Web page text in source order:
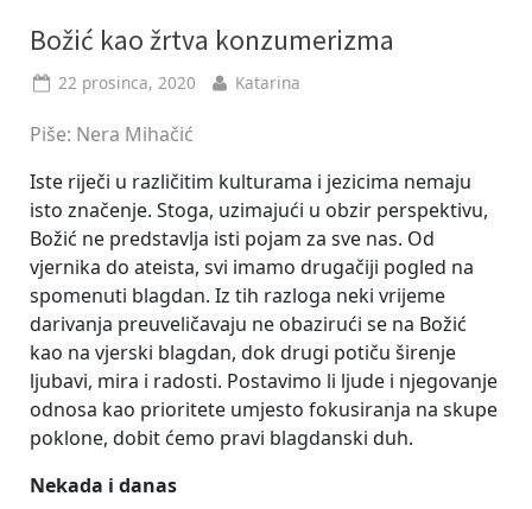
Božić kao žrtva konzumerizma
Posted
22 prosinca, 2020 By
Katarina
Piše: Nera Mihačić
Iste riječi u različitim kulturama i jezicima nemaju
isto značenje. Stoga, uzimajući u obzir perspektivu,
Božić ne predstavlja isti pojam za sve nas. Od
vjernika do ateista, svi imamo drugačiji pogled na
spomenuti blagdan. Iz tih razloga neki vrijeme
darivanja preuveličavaju ne obazirući se na Božić
kao na vjerski blagdan, dok drugi potiču širenje
ljubavi, mira i radosti. Postavimo li ljude i njegovanje
odnosa kao prioritete umjesto fokusiranja na skupe
poklone, dobit ćemo pravi blagdanski duh.
Nekada i danas